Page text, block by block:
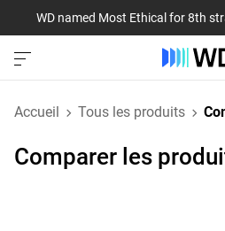
WD named Most Ethical for 8th
Accueil Tous les produits
Comparer les